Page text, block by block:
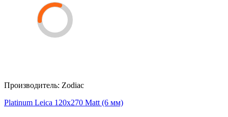
Производитель: Zodiac
Platinum Leica 120x270 Matt (6 мм)